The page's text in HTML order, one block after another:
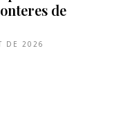
de
DE 2026